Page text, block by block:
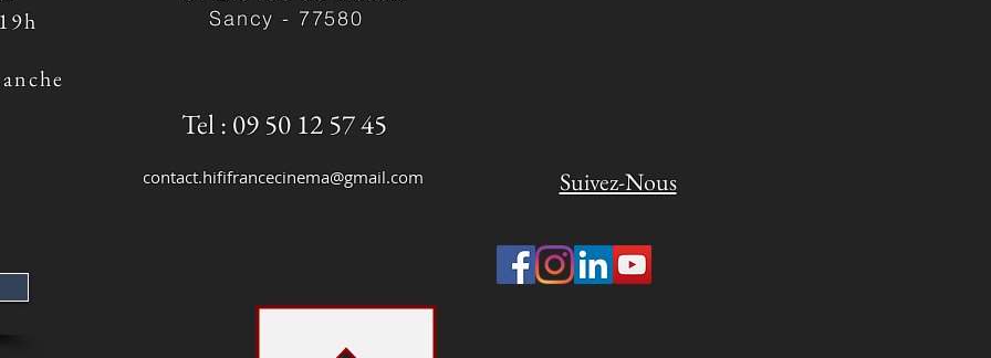
Sancy - 77580
Tel : 09 50 12 57 45
contact.hififrancecinema@gmail.com Suivez-Nous